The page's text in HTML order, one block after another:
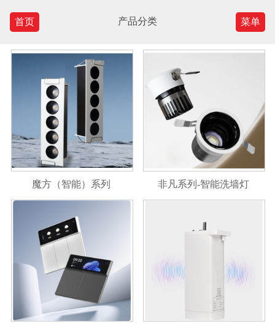
首页 产品分类 菜单
魔方（智能）系列 非凡系列-智能洗墙灯